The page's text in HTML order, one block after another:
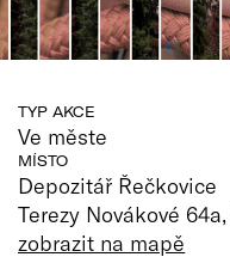
TYP AKCE
Ve měste
MÍSTO
Depozitář Řečkovice
Terezy Novákové
zobrazit na mapě